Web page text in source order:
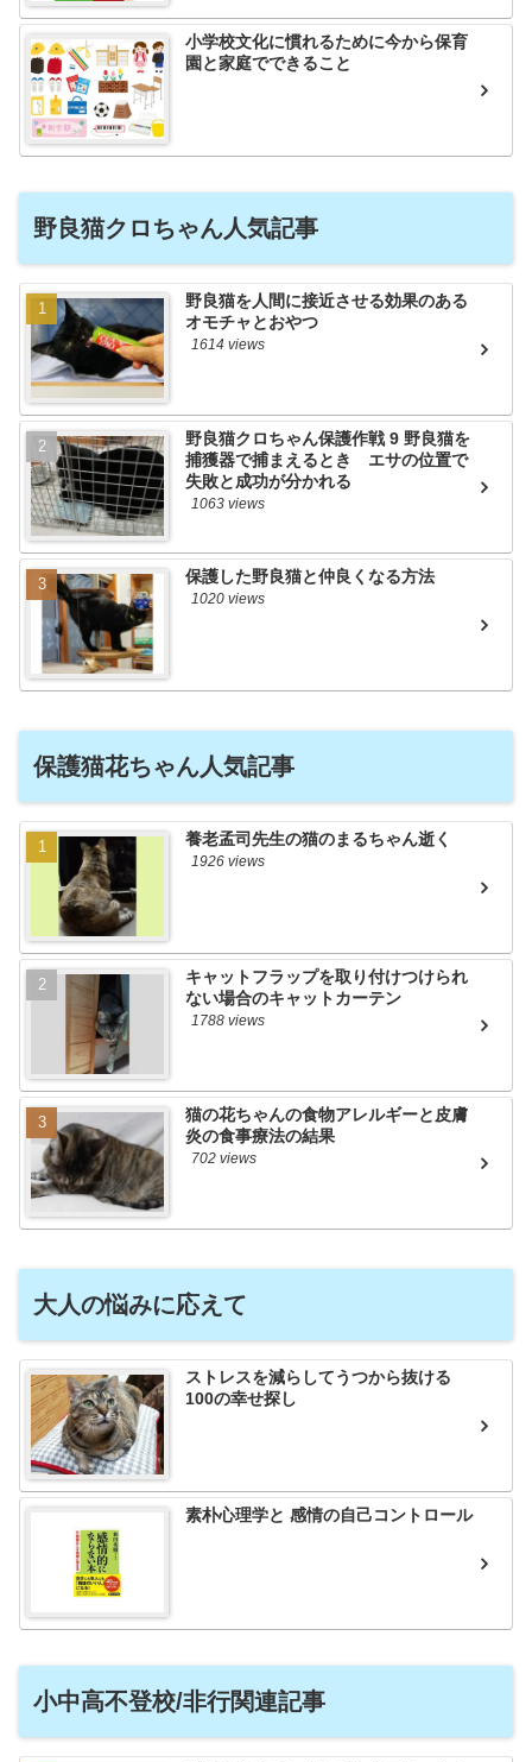
小学校文化に慣れるために今から保育
園と家庭でできること
野良猫クロちゃん人気記事
野良猫を人間に接近させる効果のある
オモチャとおやつ
1614 views
野良猫クロちゃん保護作戦 9 野良猫を
捕獲器で捕まえるとき エサの位置で
失敗と成功が分かれる
1063 views
保護した野良猫と仲良くなる方法
1020 views
保護猫花ちゃん人気記事
養老孟司先生の猫のまるちゃん逝く
1926 views
キャットフラップを取り付けつけられ
ない場合のキャットカーテン
1788 views
猫の花ちゃんの食物アレルギーと皮膚
炎の食事療法の結果
702 views
大人の悩みに応えて
ストレスを減らしてうつから抜ける
100の幸せ探し
素朴心理学と 感情の自己コントロール
小中高不登校/非行関連記事